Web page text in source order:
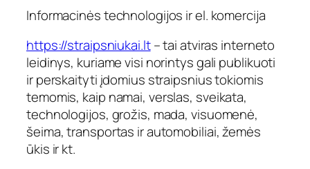
Informacinės technologijos ir el. komercija
https://straipsniukai.lt– tai atviras interneto
leidinys, kuriame visi norintys gali publikuoti
ir perskaityti įdomius straipsnius tokiomis
temomis, kaip namai, verslas, sveikata,
technologijos, grožis, mada, visuomenė,
šeima, transportas ir automobiliai, žemės
ūkis ir kt.